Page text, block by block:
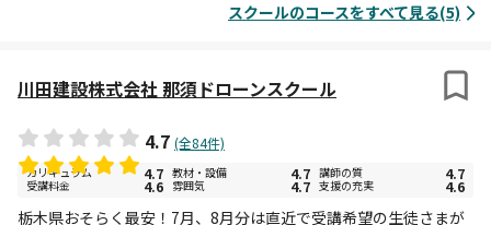
スクールのコースをすべて見る(5)
川田建設株式会社 那須ドローンスクール
4.7 (全84件)
カリキュラム 4.7 教材・設備 4.7 講師の質 4.7
受講料金 4.6 雰囲気 4.7 支援の充実 4.6
栃木県おそらく最安！7月、8月分は直近で受講希望の生徒さまが